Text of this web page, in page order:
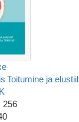
Toitumine ja elustiil
256